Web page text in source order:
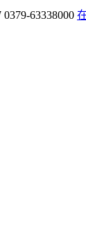
63338000